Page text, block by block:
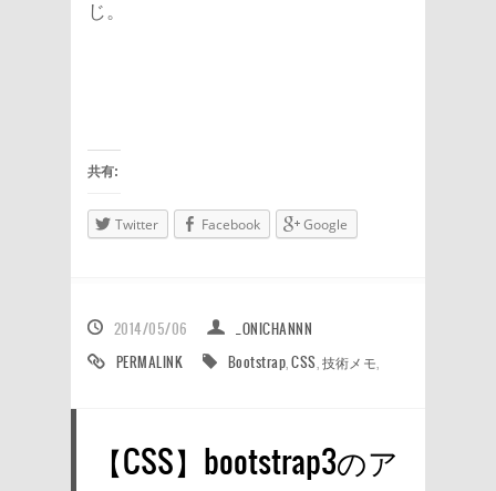
じ。
共有:
Twitter Facebook Google
2014/05/06
_ONICHANNN
PERMALINK
Bootstrap ,CSS 技術メモ
【CSS】bootstrap3のア